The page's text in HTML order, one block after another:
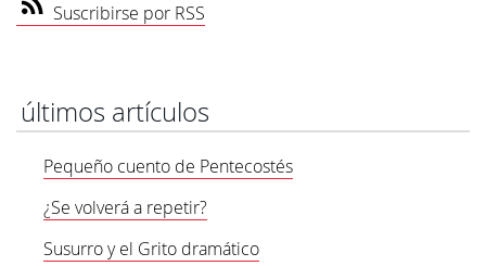
Suscribirse por RSS
últimos artículos
Pequeño cuento de Pentecostés
¿Se volverá a repetir?
Susurro y el Grito dramático